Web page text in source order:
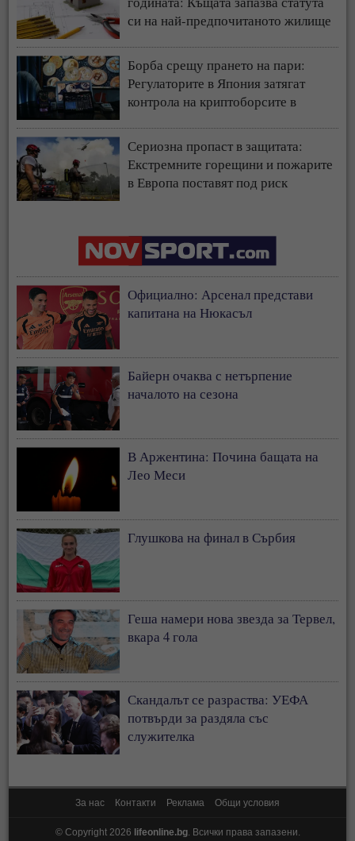
си на най-предпочитаното жилище
Борба срещу прането на пари:
Регулаторите в Япония затягат
контрола на криптоборсите в
Сериозна пропаст в защитата:
Екстремните горещини и пожарите
в Европа поставят под риск
Официално: Арсенал представи
капитана на Нюкасъл
Байерн очаква с нетърпение
началото на сезона
В Аржентина: Почина бащата на
Лео Меси
Глушкова на финал в Сърбия
Геша намери нова звезда за Тервел,
вкара 4 гола
Скандалът се разраства: УЕФА
потвърди за раздяла със
служителка
За нас Контакти Реклама Общи условия
© Copyright 2026 lifeonline.bg. Всички права запазени.